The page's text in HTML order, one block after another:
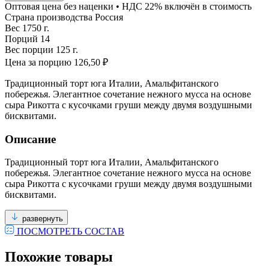
Оптовая цена без наценки • НДС 22% включён в стоимость
Страна производства Россия
Вес 1750 г.
Порций 14
Вес порции 125 г.
Цена за порцию 126,50 ₽
Традиционный торт юга Италии, Амальфитанского
побережья. Элегантное сочетание нежного мусса на основе
сыра Рикотта с кусочками груши между двумя воздушными
бисквитами.
Описание
Традиционный торт юга Италии, Амальфитанского
побережья. Элегантное сочетание нежного мусса на основе
сыра Рикотта с кусочками груши между двумя воздушными
бисквитами.
развернуть
ПОСМОТРЕТЬ СОСТАВ
Похожие товары